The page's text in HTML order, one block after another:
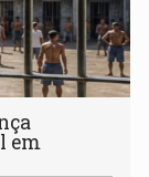
em